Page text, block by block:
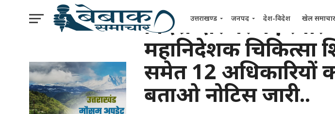
उत्तराखण्ड जनपद देश-विदेश खेल समाचार
विदेश दौरे पर गए
महानिदेशक चिकित्सा
समेत 12 अधिकारियों
बताओ नोटिस जारी..